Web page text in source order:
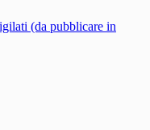
(da pubblicare in